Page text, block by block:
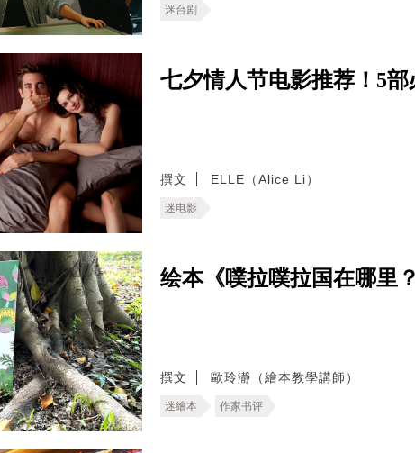
迷台剧
七夕情人节电影推荐！5
撰文 ELLE（Alice Li）
迷电影
绘本《噗拉噗拉国在哪里
撰文 歐玲瀞（繪本教學講師）
迷繪本 作家书评